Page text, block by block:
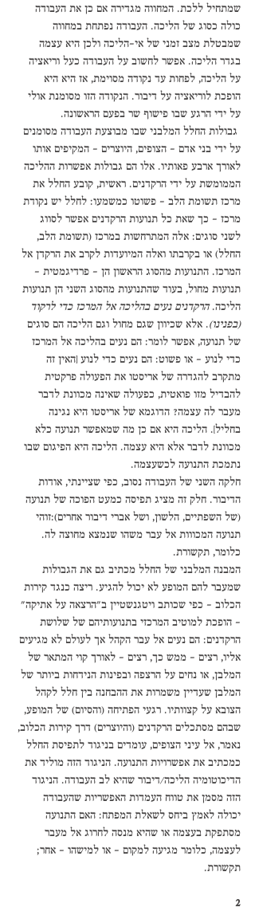
שמתחיל ללכת. המחווה מגדירה אם כן את העבודה
כולה כסוג של הליכה. העבודה נפתחת במחווה
שמבטלת מצב זמני של אי-הליכה ולכן היא עצמה
בגדר הליכה. אפשר לחשוב על העבודה כעל וריאציה
על הליכה, לפחות עד נקודה מסוימת, אז היא היא
הופכת לוריאציה על דיבור. הנקודה הזו מסומנת אולי
על ידי הרגע שבו פישוף שר בפעם הראשונה.
גבולות החלל המלבני שבו מבוצעת העבודה מסומנים
על ידי בני אדם - הצופים, היוצרים - המקיפים אותו
לאורך ארבע פאותיו. אלו הם גבולות אפשרות ההליכה
הממומשת על ידי הרקדנים. ראשית, קובע החלל את
מרכז תשומת הלב - פשוטו כמשמעו: לחלל יש נקודת
מרכז - כך שאת כל תנועות הרקדנים אפשר לסווג
לשני סוגים: אלה המתרחשות במרכז (תשומת הלב,
החלל) או בקרבתו ואלה המיועדות לקרב את הרקדן אל
המרכז. התנועות מהסוג הראשון הן - פרדיגמטית -
תנועות מחול, בעוד שהתנועות מהסוג השני הן תנועות
הליכה. הרקדנים נעים בהליכה אל המרכז כדי לרקוד
(בפנינו). אלא שכיוון שגם מחול וגם הליכה הם סוגים
של תנועה, אפשר לומר: הם נעים בהליכה אל המרכז
כדי לנוע - או פשוט: הם נעים כדי לנוע [האין זה
מתקרב להגדרה של אריסטו את הפעולה פרקטית
להבדיל מזו פואטית, כפעולה שאינה מכוונת לדבר
מעבר לה עצמה? הדוגמא של אריסטו היא נגינה
בחליל]. הליכה היא אם כן מה שמאפשר תנועה כלא
מכוונת לדבר אלא היא עצמה. הליכה היא הפיגום שבו
נתמכת התנועה לכשעצמה.
חלקה השני של העבודה נסוב, כפי שציינתי, אודות
הדיבור. חלק זה מציג תפיסה כמעט הפוכה של תנועה
(של השפתיים, הלשון, ושל אברי דיבור אחרים):זוהי
תנועה המכווות אל עבר משהו שנמצא מחוצה לה.
כלומר, תקשורת.
המבנה המלבני של החלל מכתיב גם את הגבולות
שמעבר להם המופע לא יכול להגיע. ריצה כנגד קירות
הכלוב – כפי שכותב ויטגנשטיין ב"הרצאה על אתיקה"
– הופכת למוטיב המרכזי בתנועותיהם של שלושת
הרקדנים: הם נעים אל עבר הקהל אך לעולם לא מגיעים
אליו, רצים – ממש כך, רצים – לאורך קוי המתאר של
המלבן, או נחים על הרצפה ובפינות הנידחות ביותר של
המלבן שעדיין משמרות את ההבחנה בין חלל לקהל
הצובא על קצוותיו. רגעי הפתיחה (והסיום) של המופע,
שבהם מסתכלים הרקדנים (והיוצרים) דרך קירות הכלוב,
נאמר, אל עיני הצופים, עומדים בניגוד לתפיסת החלל
כמכתיב את אפשרויות התנועה. הניגוד הזה מוליד את
הדיכוטומיה הליכה/דיבור שהיא לב העבודה. הניגוד
הזה מסמן את טווח העמדות האפשריות שהעבודה
יכולה לאמץ ביחס לשאלת המפתח: האם התנועה
מסתפקת בעצמה או שהיא מנסה לחרוג אל מעבר
לעצמה, כלומר מגיעה למקום – או למישהו – אחר;
תקשורת.
2